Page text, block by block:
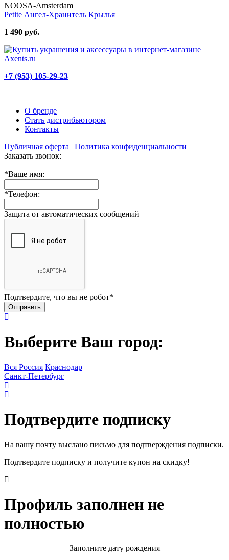
NOOSA-Amsterdam
Petite Ангел-Хранитель Крылья
1 490 руб.
+7 (953) 105-29-23
О бренде
Стать дистрибьютором
Контакты
Публичная оферта | Политика конфиденциальности
Заказать звонок:
*Ваше имя:
*Телефон:
Защита от автоматических сообщений
Подтвердите, что вы не робот*
Выберите Ваш город:
Вся Россия Краснодар
Санкт-Петербург
Подтвердите подписку
На вашу почту выслано письмо для подтверждения подписки.
Подтвердите подписку и получите купон на скидку!
Профиль заполнен не
полностью
Заполните дату рождения